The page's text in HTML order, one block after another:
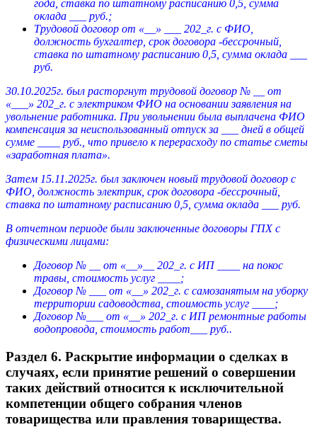
года, ставка по штатному расписанию 0,5, сумма
оклада ___ руб.;
Трудовой договор от «__» ___ 202_г. с ФИО,
должность бухгалтер, срок договора -бессрочный,
ставка по штатному расписанию 0,5, сумма оклада ___
руб.
30.10.2025г. был расторгнут трудовой договор № __ от
«___» 202_г. с электриком ФИО на основании заявления на
увольнение работника. При увольнении была выплачена ФИО
компенсация за неиспользованный отпуск за ___ дней в общей
сумме ____ руб., что привело к перерасходу по статье сметы
«заработная плата».
Затем 15.11.2025г. был заключен новый трудовой договор с
ФИО, должность электрик, срок договора -бессрочный,
ставка по штатному расписанию 0,5, сумма оклада ___ руб.
В отчетном периоде были заключенные договоры ГПХ с
физическими лицами:
Договор № __ от «__»__ 202_г. с ИП ____ на покос
травы, стоимость услуг ____;
Договор № ___ от «__» 202_г. с самозанятым на уборку
территории садоводства, стоимость услуг ____;
Договор №___ от «__» 202_г. с ИП ремонтные работы
водопровода, стоимость работ___ руб..
Раздел 6. Раскрытие информации о сделках в
случаях, если принятие решений о совершении
таких действий относится к исключительной
компетенции общего собрания членов
товарищества или правления товарищества.